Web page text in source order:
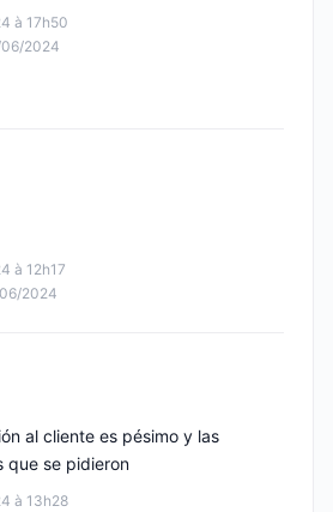
à 17h50
2024
à 12h17
2024
à 13h28
al cliente es pésimo y las
que se pidieron